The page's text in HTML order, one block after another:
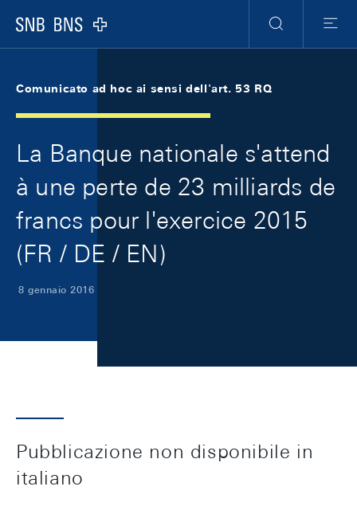
Logo
Ricerca
Menu
Comunicato ad hoc ai sensi dell'art. 53 RQ
La Banque nationale s'attend
à une perte de 23 milliards de
francs pour l'exercice 2015
(FR / DE / EN)
8 gennaio 2016
Pubblicazione non disponibile in
italiano